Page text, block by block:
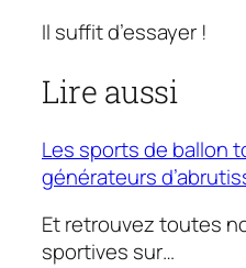
Il suffit d’essayer !
Lire aussi
Les sports de ballon
générateurs
Et retrouvez toutes
sportives sur…